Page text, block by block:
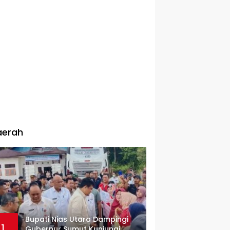
Bupati Nias Utara Dampingi